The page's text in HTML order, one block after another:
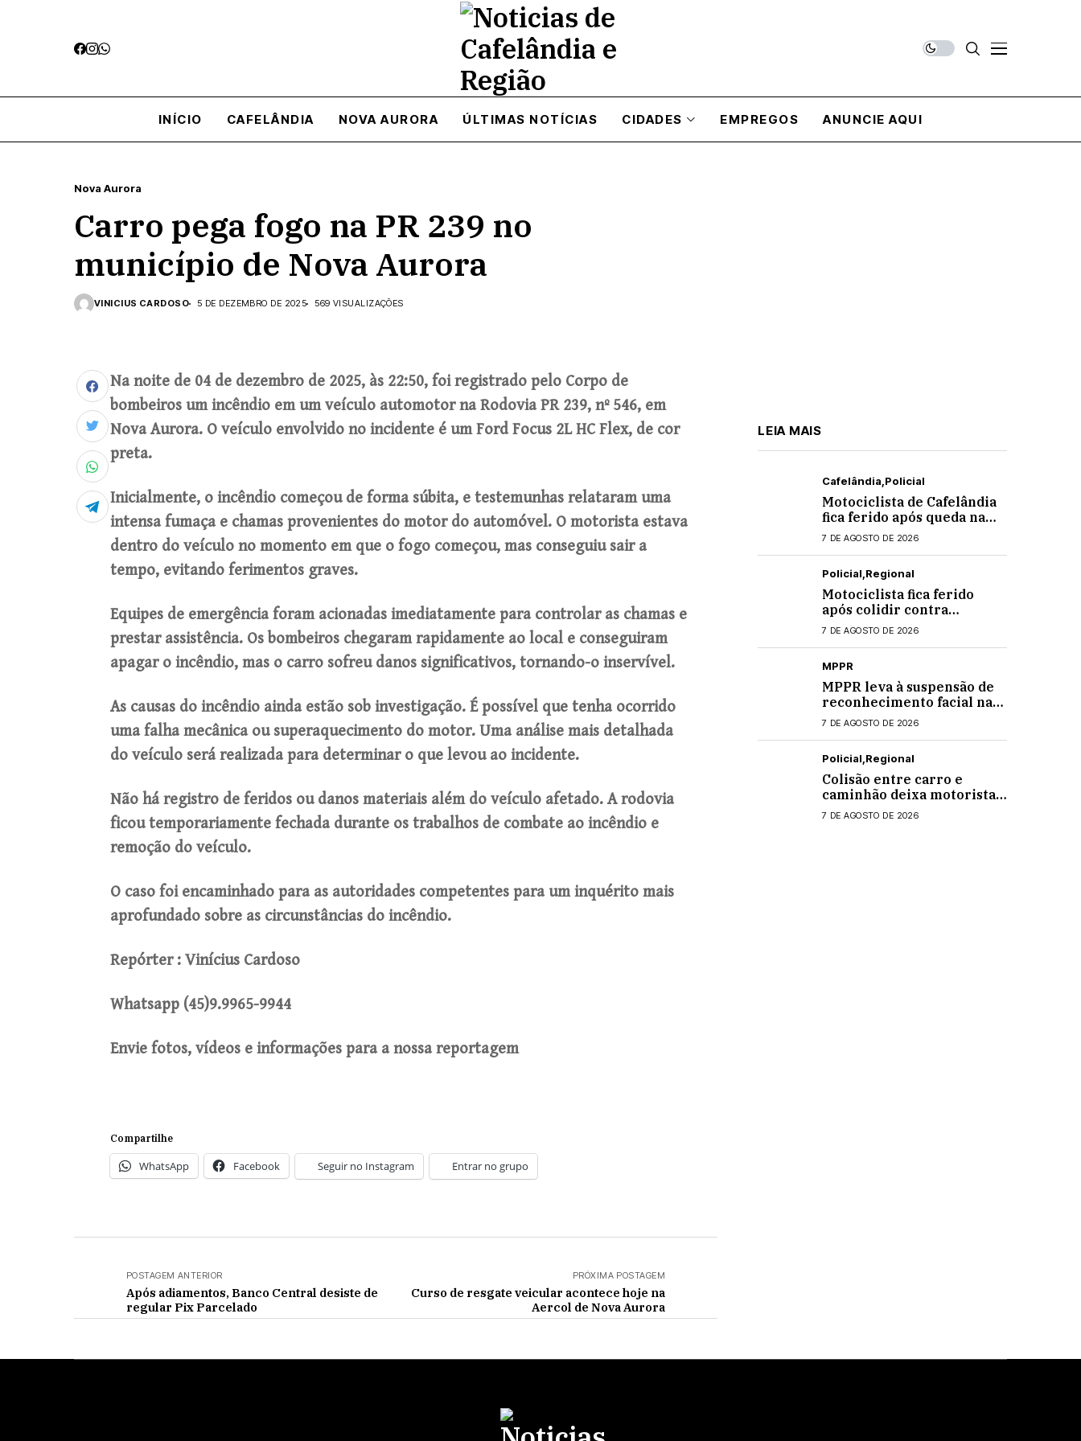
INÍCIO CAFELÂNDIA NOVA AURORA ÚLTIMAS NOTÍCIAS CIDADES EMPREGOS ANUNCIE AQUI
Nova Aurora
Carro pega fogo na PR 239 no
município de Nova Aurora
VINICIUS CARDOSO 5 DE DEZEMBRO DE 2025 569 VISUALIZAÇÕES
Na noite de 04 de dezembro de 2025, às 22:50, foi registrado pelo Corpo de
bombeiros um incêndio em um veículo automotor na Rodovia PR 239, nº 546, em
Nova Aurora. O veículo envolvido no incidente é um Ford Focus 2L HC Flex, de cor
preta.
Inicialmente, o incêndio começou de forma súbita, e testemunhas relataram uma
intensa fumaça e chamas provenientes do motor do automóvel. O motorista estava
dentro do veículo no momento em que o fogo começou, mas conseguiu sair a
tempo, evitando ferimentos graves.
Equipes de emergência foram acionadas imediatamente para controlar as chamas e
prestar assistência. Os bombeiros chegaram rapidamente ao local e conseguiram
apagar o incêndio, mas o carro sofreu danos significativos, tornando-o inservível.
As causas do incêndio ainda estão sob investigação. É possível que tenha ocorrido
uma falha mecânica ou superaquecimento do motor. Uma análise mais detalhada
do veículo será realizada para determinar o que levou ao incidente.
Não há registro de feridos ou danos materiais além do veículo afetado. A rodovia
ficou temporariamente fechada durante os trabalhos de combate ao incêndio e
remoção do veículo.
O caso foi encaminhado para as autoridades competentes para um inquérito mais
aprofundado sobre as circunstâncias do incêndio.
Repórter : Vinícius Cardoso
Whatsapp (45)9.9965-9944
Envie fotos, vídeos e informações para a nossa reportagem
Compartilhe
WhatsApp Facebook Seguir no Instagram Entrar no grupo
POSTAGEM ANTERIOR
Após adiamentos, Banco Central desiste de
regular Pix Parcelado
PRÓXIMA POSTAGEM
Curso de resgate veicular acontece hoje na
Aercol de Nova Aurora
LEIA MAIS
Cafelândia Policial
Motociclista de Cafelândia
fica ferido após queda na
PR-180 em Quarto
7 DE AGOSTO DE 2026
Policial Regional
Motociclista fica ferido
após colidir contra
banheiro químico que caiu
7 DE AGOSTO DE 2026
MPPR
MPPR leva à suspensão de
reconhecimento facial nas
escolas estaduais
7 DE AGOSTO DE 2026
Policial Regional
Colisão entre carro e
caminhão deixa motorista
ferido na PR-495, em
7 DE AGOSTO DE 2026